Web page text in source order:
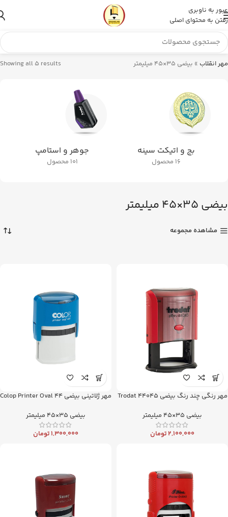
عبور به ناوبری
رفتن به محتوای اصلی
مهر انقلاب » بیضی 35×45 میلیمتر Showing all 5 results
بج و اتیکت سینه
16 محصول
جوهر و استامپ
101 محصول
بیضی 35×45 میلیمتر
مشاهده مجموعه
مهر رنگی چند رنگ بیضی Trodat 44045
بیضی 35×45 میلیمتر
2,100,000تومان
مهر ژلاتینی بیضی Colop Printer Oval 44
بیضی 35×45 میلیمتر
1,300,000تومان